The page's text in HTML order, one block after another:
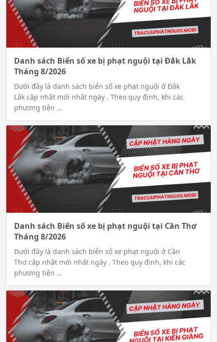
Danh sách Biển số xe bị phạt nguội tại Đắk Lắk
Tháng 8/2026
Dưới đây là danh sách biển số xe phạt nguội ở Đắk
Lắk cập nhật mới nhất ngày . Theo quy định, khi các
phương tiện ...
Danh sách Biển số xe bị phạt nguội tại Cần Thơ
Tháng 8/2026
Dưới đây là danh sách biển số xe phạt nguội ở Cần
Thơ cập nhật mới nhất ngày . Theo quy định, khi các
phương tiện ...